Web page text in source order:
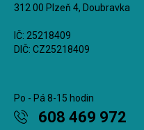
312 00 Plzeň 4, Doubravka
IČ: 25218409
DIČ: CZ25218409
Po - Pá 8-15 hodin
608 469 972